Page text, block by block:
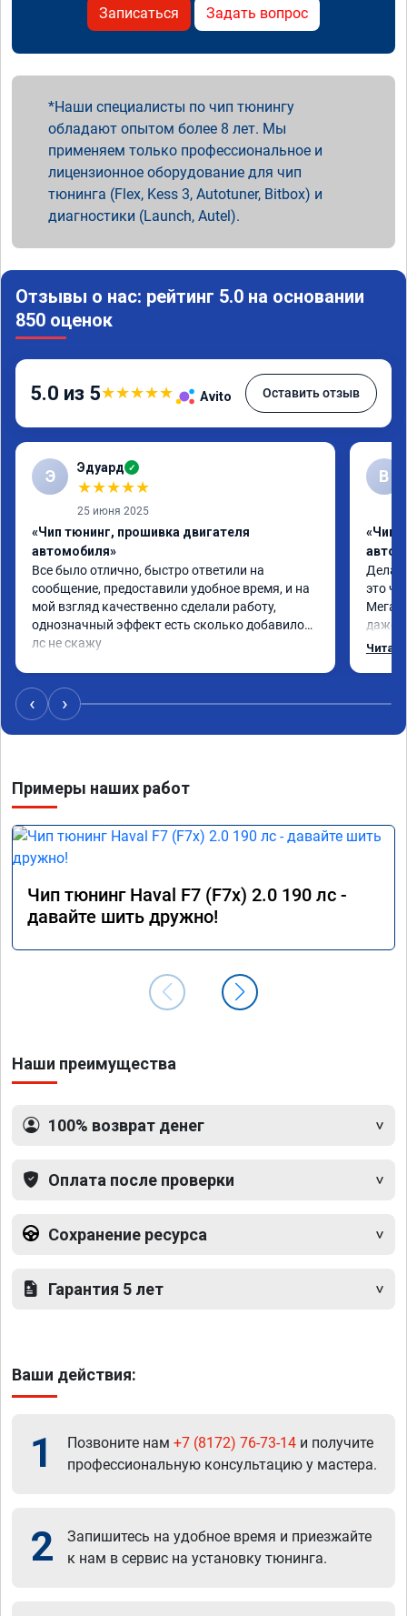
Записаться Задать вопрос
Наши специалисты по чип тюнингу
обладают опытом более 8 лет. Мы
применяем только профессиональное и
лицензионное оборудование для чип
тюнинга (Flex, Kess 3, Autotuner, Bitbox) и
диагностики (Launch, Autel).
Отзывы о нас: рейтинг 5.0 на основании
850 оценок
5.0 из 5★★★★★ Avito Оставить отзыв
Э Эдуард ✓
★★★★★
25 июня 2025
«Чип тюнинг, прошивка двигателя
автомобиля»
Все было отлично, быстро ответили на
сообщение, предоставили удобное время, и на
мой взгляд качественно сделали работу,
однозначный эффект есть сколько добавилось
лс не скажу
В
«Чип
Делал
это
Мега
даже
одно
‹ ›
Примеры наших работ
Чип тюнинг Haval F7 (F7x) 2.0 190 лс -
давайте шить дружно!
Наши преимущества
100% возврат денег
Оплата после проверки
Сохранение ресурса
Гарантия 5 лет
Ваши действия:
1 Позвоните нам +7 (8172) 76-73-14 и получите
профессиональную консультацию у мастера.
2
Запишитесь на удобное время и приезжайте
к нам в сервис на установку тюнинга.